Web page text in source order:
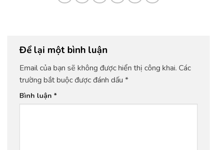
Để lại một bình luận
Email của bạn sẽ không được hiển thị công khai. Các
trường bắt buộc được đánh dấu *
Bình luận *